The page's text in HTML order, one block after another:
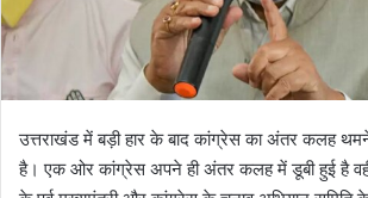
l
उत्तराखंड में बड़ी हार के बाद कांग्रेस का अंतर कलह
है। एक ओर कांग्रेस अपने ही अंतर कलह में डूबी हुई है